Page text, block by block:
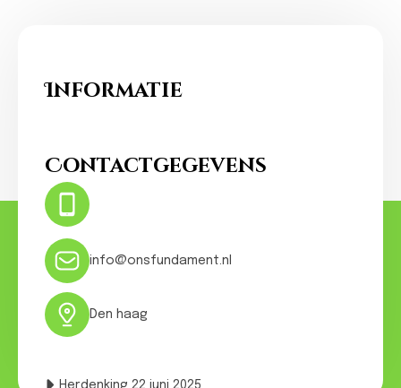
Informatie
Contactgegevens
info@onsfundament.nl
Den haag
Herdenking 22 juni 2025